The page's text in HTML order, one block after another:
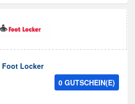
Foot Locker
0 GUTSCHEIN(E)